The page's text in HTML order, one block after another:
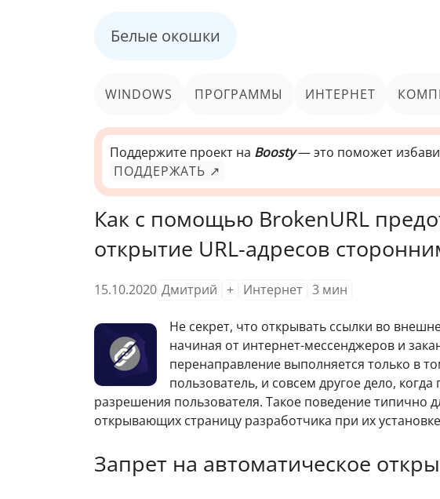
Белые окошки
WINDOWS ПРОГРАММЫ ИНТЕРНЕТ
Поддержите проект на Boosty— это поможет
ПОДДЕРЖАТЬ ↗
Как с помощью BrokenURL
открытие URL-адресов
15.10.2020 Дмитрий + Интернет 3 мин
Не секрет, что открывать ссылки во
начиная от интернет-мессенджеров и
перенаправление выполняется только в
пользователь, и совсем другое дело,
разрешения пользователя. Такое поведение типично
открывающих страницу разработчика при их
Запрет на автоматическое